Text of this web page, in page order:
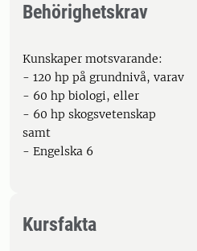
Behörighetskrav
Kunskaper motsvarande:
- 120 hp på grundnivå, varav
- 60 hp biologi, eller
- 60 hp skogsvetenskap
samt
- Engelska 6
Kursfakta